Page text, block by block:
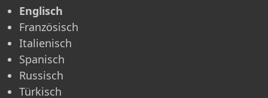
Englisch
Französisch
Italienisch
Spanisch
Russisch
Türkisch